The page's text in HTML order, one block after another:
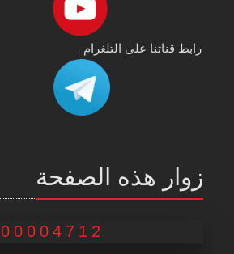
رابط قناتنا على التلغرام
زوار هذه الصفحة
00004712